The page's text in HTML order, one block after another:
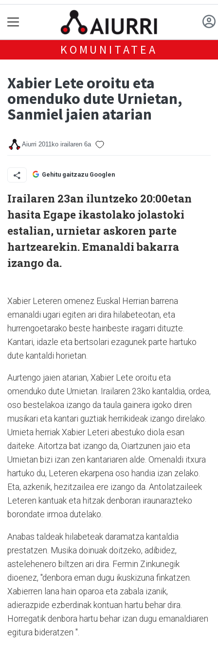
KOMUNITATEA
Xabier Lete oroitu eta
omenduko dute Urnietan,
Sanmiel jaien atarian
Aiurri 2011ko irailaren 6a
Gehitu gaitzazu Googlen
Irailaren 23an iluntzeko 20:00etan
hasita Egape ikastolako jolastoki
estalian, urnietar askoren parte
hartzearekin. Emanaldi bakarra
izango da.
Xabier Leteren omenez Euskal Herrian barrena
emanaldi ugari egiten ari dira hilabeteotan, eta
hurrengoetarako beste hainbeste iragarri dituzte.
Kantari, idazle eta bertsolari ezagunek parte hartuko
dute kantaldi horietan.
Aurtengo jaien atarian, Xabier Lete oroitu eta
omenduko dute Urnietan. Irailaren 23ko kantaldia, ordea,
oso bestelakoa izango da taula gainera igoko diren
musikari eta kantari guztiak herrikideak izango direlako.
Urnieta herriak Xabier Leteri abestuko diola esan
daiteke. Aitortza bat izango da, Oiartzunen jaio eta
Urnietan bizi izan zen kantariaren alde. Omenaldi itxura
hartuko du, Leteren ekarpena oso handia izan zelako.
Eta, azkenik, hezitzailea ere izango da. Antolatzaileek
Leteren kantuak eta hitzak denboran iraunarazteko
borondate irmoa dutelako.
Anabas taldeak hilabeteak daramatza kantaldia
prestatzen. Musika doinuak doitzeko, adibidez,
astelehenero biltzen ari dira. Fermin Zinkunegik
dioenez, "denbora eman dugu ikuskizuna finkatzen.
Xabierren lana hain oparoa eta zabala izanik,
adierazpide ezberdinak kontuan hartu behar dira.
Horregatik denbora hartu behar izan dugu emanaldiaren
egitura bideratzen ".